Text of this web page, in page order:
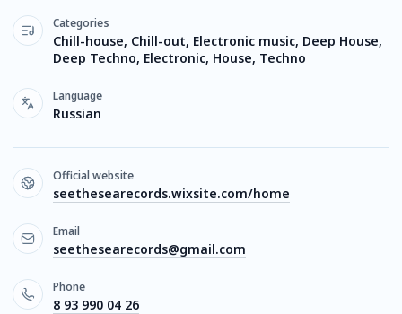
Categories
Chill-house, Chill-out, Electronic music, Deep House,
Deep Techno, Electronic, House, Techno
Language
Russian
Official website
seethesearecords.wixsite.com/home
Email
seethesearecords@gmail.com
Phone
8 93 990 04 26